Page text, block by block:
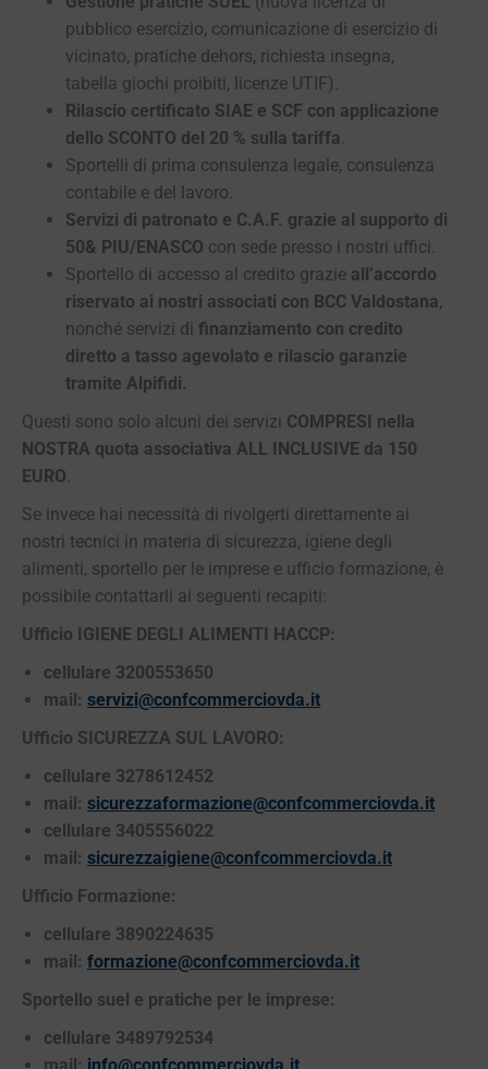
pubblico esercizio, comunicazione di esercizio di
vicinato, pratiche dehors, richiesta insegna,
tabella giochi proibiti, licenze UTIF).
Rilascio certificato SIAE e SCF con applicazione
dello SCONTO del 20 % sulla tariffa
Sportelli di prima consulenza legale, consulenza
contabile e del lavoro.
Servizi di patronato e C.A.F. grazie al supporto di
50& PIU/ENASCO con sede presso i nostri uffici.
Sportello di accesso al credito grazie all’accordo
riservato ai nostri associati con BCC Valdostana,
nonché servizi di finanziamento con credito
diretto a tasso agevolato e rilascio garanzie
tramite Alpifidi.
Questi sono solo alcuni dei servizi COMPRESI nella
NOSTRA quota associativa ALL INCLUSIVE da 150
EURO
Se invece hai necessità di rivolgerti direttamente ai
nostri tecnici in materia di sicurezza, igiene degli
alimenti, sportello per le imprese e ufficio formazione, è
possibile contattarli ai seguenti recapiti:
Ufficio IGIENE DEGLI ALIMENTI HACCP:
cellulare 3200553650
mail: servizi@confcommerciovda.it
Ufficio SICUREZZA SUL LAVORO:
cellulare 3278612452
mail: sicurezzaformazione@confcommerciovda.it
cellulare 3405556022
mail: sicurezzaigiene@confcommerciovda.it
Ufficio Formazione:
cellulare 3890224635
mail: formazione@confcommerciovda.it
Sportello suel e pratiche per le imprese:
cellulare 3489792534
mail: info@confcommerciovda.it